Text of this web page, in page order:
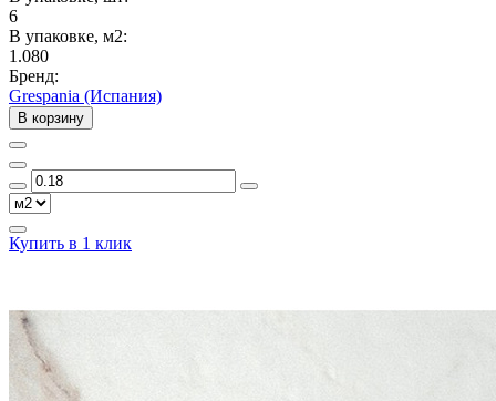
6
В упаковке, м2:
1.080
Бренд:
Grespania (Испания)
В корзину
Купить в 1 клик